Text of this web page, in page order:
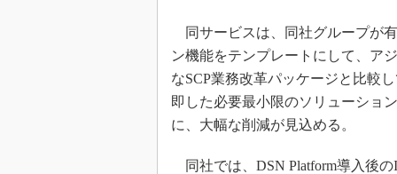
同サービスは、同社グループが
ン機能をテンプレートにして、ア
なSCP業務改革パッケージと比較
即した必要最小限のソリューショ
に、大幅な削減が見込める。
同社では、DSN Platform導入後